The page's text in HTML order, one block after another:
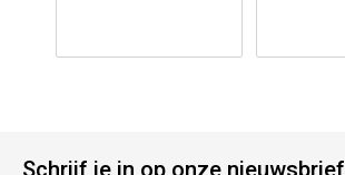
Schrijf je in op onze nieuwsbrief